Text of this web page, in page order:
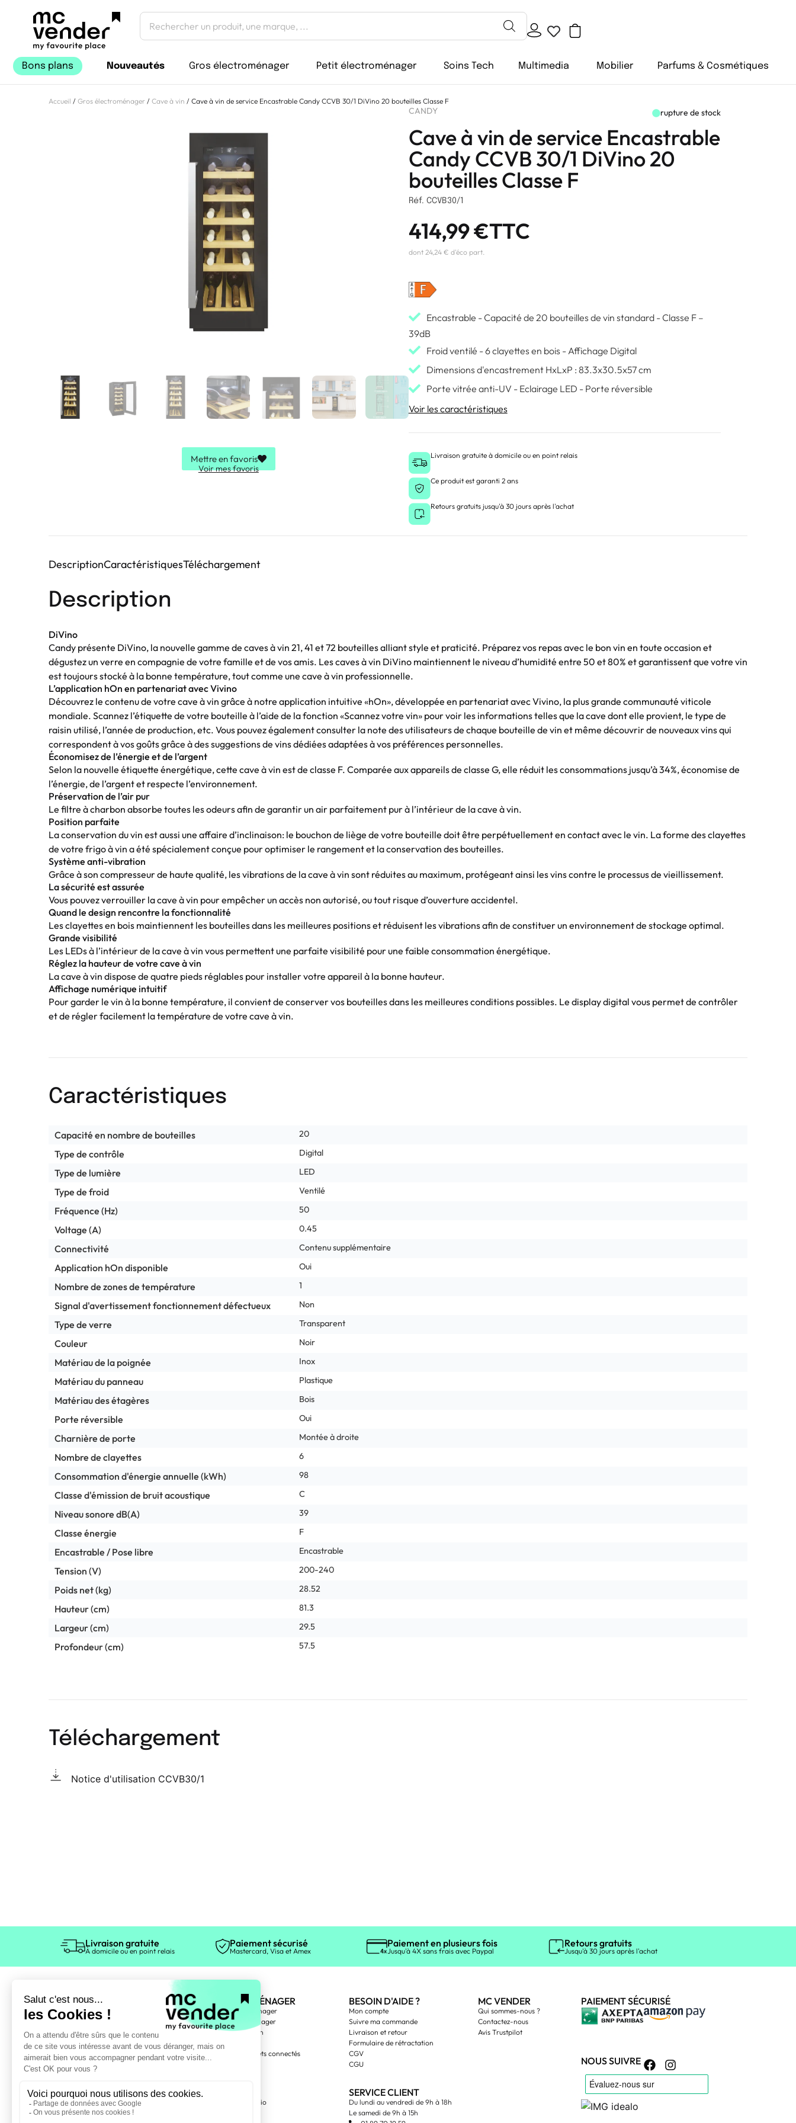
Bons plans Nouveautés Gros électroménager Petit électroménager Soins Tech Multimedia Mobilier Parfums & Cosmétiques
Accueil / Gros électroménager / Cave à vin / Cave à vin de service Encastrable Candy CCVB 30/1 DiVino 20 bouteilles Classe F
Mettre en favoris
Voir mes favoris
CANDY rupture de stock
Cave à vin de service Encastrable
Candy CCVB 30/1 DiVino 20
bouteilles Classe F
Réf. CCVB30/1
414,99€TTC
dont 24,24 € d'éco part.
Encastrable - Capacité de 20 bouteilles de vin standard - Classe F –
39dB
Froid ventilé - 6 clayettes en bois - Affichage Digital
Dimensions d'encastrement HxLxP : 83.3x30.5x57 cm
Porte vitrée anti-UV - Eclairage LED - Porte réversible
Voir les caractéristiques
Livraison gratuite à domicile ou en point relais
Ce produit est garanti 2 ans
Retours gratuits jusqu'à 30 jours après l'achat
DescriptionCaractéristiquesTéléchargement
Description
DiVino
Candy présente DiVino, la nouvelle gamme de caves à vin 21, 41 et 72 bouteilles alliant style et praticité. Préparez vos repas avec le bon vin en toute occasion et
dégustez un verre en compagnie de votre famille et de vos amis. Les caves à vin DiVino maintiennent le niveau d’humidité entre 50 et 80% et garantissent que votre vin
est toujours stocké à la bonne température, tout comme une cave à vin professionnelle.
L’application hOn en partenariat avec Vivino
Découvrez le contenu de votre cave à vin grâce à notre application intuitive «hOn», développée en partenariat avec Vivino, la plus grande communauté viticole
mondiale. Scannez l’étiquette de votre bouteille à l’aide de la fonction «Scannez votre vin» pour voir les informations telles que la cave dont elle provient, le type de
raisin utilisé, l’année de production, etc. Vous pouvez également consulter la note des utilisateurs de chaque bouteille de vin et même découvrir de nouveaux vins qui
correspondent à vos goûts grâce à des suggestions de vins dédiées adaptées à vos préférences personnelles.
Économisez de l’énergie et de l’argent
Selon la nouvelle étiquette énergétique, cette cave à vin est de classe F. Comparée aux appareils de classe G, elle réduit les consommations jusqu’à 34%, économise de
l’énergie, de l’argent et respecte l’environnement.
Préservation de l’air pur
Le filtre à charbon absorbe toutes les odeurs afin de garantir un air parfaitement pur à l’intérieur de la cave à vin.
Position parfaite
La conservation du vin est aussi une affaire d’inclinaison: le bouchon de liège de votre bouteille doit être perpétuellement en contact avec le vin. La forme des clayettes
de votre frigo à vin a été spécialement conçue pour optimiser le rangement et la conservation des bouteilles.
Système anti-vibration
Grâce à son compresseur de haute qualité, les vibrations de la cave à vin sont réduites au maximum, protégeant ainsi les vins contre le processus de vieillissement.
La sécurité est assurée
Vous pouvez verrouiller la cave à vin pour empêcher un accès non autorisé, ou tout risque d’ouverture accidentel.
Quand le design rencontre la fonctionnalité
Les clayettes en bois maintiennent les bouteilles dans les meilleures positions et réduisent les vibrations afin de constituer un environnement de stockage optimal.
Grande visibilité
Les LEDs à l’intérieur de la cave à vin vous permettent une parfaite visibilité pour une faible consommation énergétique.
Réglez la hauteur de votre cave à vin
La cave à vin dispose de quatre pieds réglables pour installer votre appareil à la bonne hauteur.
Affichage numérique intuitif
Pour garder le vin à la bonne température, il convient de conserver vos bouteilles dans les meilleures conditions possibles. Le display digital vous permet de contrôler
et de régler facilement la température de votre cave à vin.
Caractéristiques
Capacité en nombre de bouteilles 20
Type de contrôle Digital
Type de lumière LED
Type de froid Ventilé
Fréquence (Hz) 50
Voltage (A) 0.45
Connectivité Contenu supplémentaire
Application hOn disponible Oui
Nombre de zones de température 1
Signal d'avertissement fonctionnement défectueux Non
Type de verre Transparent
Couleur Noir
Matériau de la poignée Inox
Matériau du panneau Plastique
Matériau des étagères Bois
Porte réversible Oui
Charnière de porte Montée à droite
Nombre de clayettes 6
Consommation d'énergie annuelle (kWh) 98
Classe d'émission de bruit acoustique C
Niveau sonore dB(A) 39
Classe énergie F
Encastrable / Pose libre Encastrable
Tension (V) 200-240
Poids net (kg) 28.52
Hauteur (cm) 81.3
Largeur (cm) 29.5
Profondeur (cm) 57.5
Téléchargement
Notice d'utilisation CCVB30/1
Livraison gratuite
À domicile ou en point relais
Paiement sécurisé
Mastercard, Visa et Amex
Paiement en plusieurs fois
Jusqu'à 4X sans frais avec Paypal
Retours gratuits
Jusqu'à 30 jours après l'achat
ÉLECTROMÉNAGER
Gros électroménager
Petit électroménager
Entretien maison
TV, Vidéo
Téléphonie, objets connectés
Meubles TV, audio
BESOIN D'AIDE ?
Mon compte
Suivre ma commande
Livraison et retour
Formulaire de rétractation
CGV
CGU
SERVICE CLIENT
Du lundi au vendredi de 9h à 18h
Le samedi de 9h à 15h
MC VENDER
Qui sommes-nous ?
Contactez-nous
Avis Trustpilot
PAIEMENT SÉCURISÉ
NOUS SUIVRE